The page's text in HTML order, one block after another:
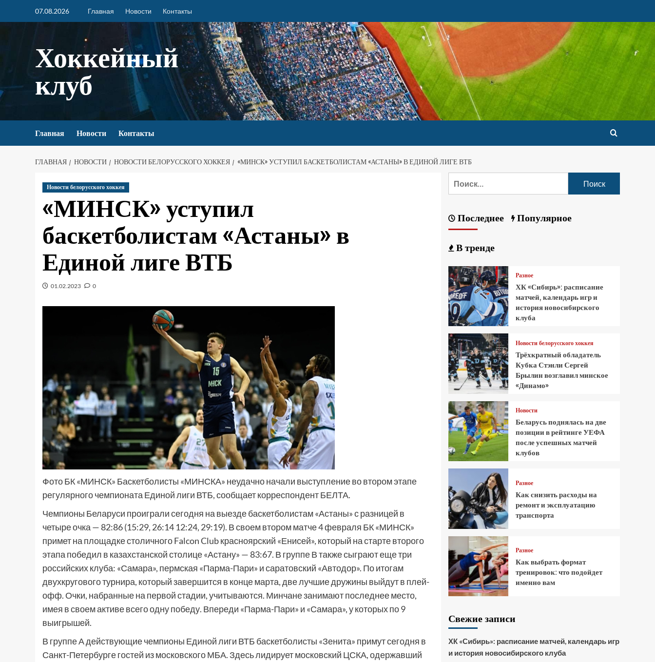
07.08.2026 Главная Новости Контакты
Хоккейный
клуб
Главная Новости Контакты
ГЛАВНАЯ НОВОСТИ НОВОСТИ БЕЛОРУССКОГО ХОККЕЯ «МИНСК» УСТУПИЛ БАСКЕТБОЛИСТАМ «АСТАНЫ» В ЕДИНОЙ ЛИГЕ ВТБ
Новости белорусского хоккея
«МИНСК» уступил
баскетболистам «Астаны» в
Единой лиге ВТБ
01.02.2023 0
Фото БК «МИНСК» Баскетболисты «МИНСКА» неудачно начали выступление во втором этапе
регулярного чемпионата Единой лиги ВТБ, сообщает корреспондент БЕЛТА.
Чемпионы Беларуси проиграли сегодня на выезде баскетболистам «Астаны» с разницей в
четыре очка — 82:86 (15:29, 26:14 12:24, 29:19). В своем втором матче 4 февраля БК «МИНСК»
примет на площадке столичного Falcon Club красноярский «Енисей», который на старте второго
этапа победил в казахстанской столице «Астану» — 83:67. В группе В также сыграют еще три
российских клуба: «Самара», пермская «Парма-Пари» и саратовский «Автодор». По итогам
двухкругового турнира, который завершится в конце марта, две лучшие дружины выйдут в плей-
офф. Очки, набранные на первой стадии, учитываются. Минчане занимают последнее место,
имея в своем активе всего одну победу. Впереди «Парма-Пари» и «Самара», у которых по 9
выигрышей.
В группе А действующие чемпионы Единой лиги ВТБ баскетболисты «Зенита» примут сегодня в
Санкт-Петербурге гостей из московского МБА. Здесь лидирует московский ЦСКА, одержавший
Последнее Популярное
В тренде
Разное
ХК «Сибирь»: расписание
матчей, календарь игр и
история новосибирского
клуба
Новости белорусского хоккея
Трёхкратный обладатель
Кубка Стэнли Сергей
Брылин возглавил минское
«Динамо»
Новости
Беларусь поднялась на две
позиции в рейтинге УЕФА
после успешных матчей
клубов
Разное
Как снизить расходы на
ремонт и эксплуатацию
транспорта
Разное
Как выбрать формат
тренировок: что подойдет
именно вам
Свежие записи
ХК «Сибирь»: расписание матчей, календарь игр
и история новосибирского клуба